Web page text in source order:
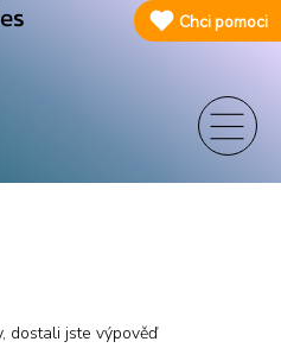
Chci pomoci
dostali jste výpověď